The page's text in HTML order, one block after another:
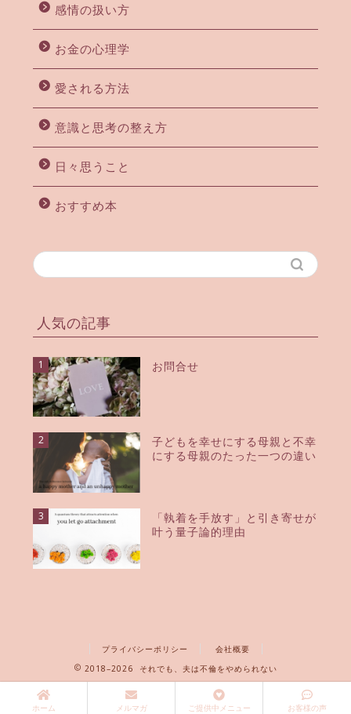
感情の扱い方
お金の心理学
愛される方法
意識と思考の整え方
日々思うこと
おすすめ本
人気の記事
1 お問合せ
2
子どもを幸せにする母親と不幸
にする母親のたった一つの違い
3
「執着を手放す」と引き寄せが
叶う量子論的理由
プライバシーポリシー
会社概要
2018–2026 それでも、夫は不倫をやめられない
ホーム メルマガ ご提供中メニュー お客様の声